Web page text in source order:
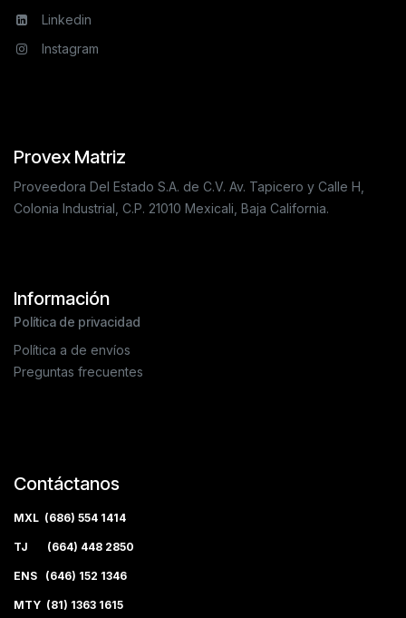
Linkedin
Instagram
Provex Matriz
Proveedora Del Estado S.A. de C.V. Av. Tapicero y Calle H,
Colonia Industrial, C.P. 21010 Mexicali, Baja California.
Información
Política de privacidad
Política a de envíos
Preguntas frecuentes
Contáctanos
MXL (686) 554 1414
TJ (664) 448 2850
ENS (646) 152 1346
MTY (81) 1363 1615